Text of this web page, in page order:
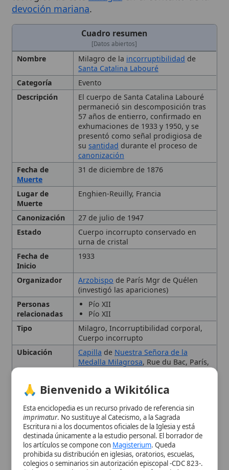
Nombre Milagro de la
Evento
El cuerpo de Santa Catalina Labouré
permaneció sin descomposición tras
57 años de entierro, confirmado en
exhumaciones de 1933 y 1950, y se
presentó como señal prodigiosa de
susantidaddurante el proceso de
canonización
31 de diciembre de 1876
Enghien-Reuilly, Francia
27 de julio de 1947
Estado
Cuerpo incorrupto conservado en
Fecha de
Inicio
1933
Organizador Arzobispode París Mgr de Quélen
(investigó las apariciones)
Personas
Pío XII
Pío XII
Tipo
Milagro, Incorruptibilidad corporal,
Ubicación
CapilladeNuestra Señora de la
Medalla Milagrosa, Rue du Bac, París,
Francia
Vida de Santa Catalina
Labouré
Muerte y exhumación inicial
Confirmación del milagro de
incorruptibilidad
Significado teológico y
devocional
🙏 Bienvenido a Wikitólica
Esta enciclopedia es un recurso privado de referencia sin
. No sustituye al Catecismo, a la Sagrada
Escritura ni a los documentos oficiales de la Iglesia y está
destinada únicamente a la estudio personal. El borrador de
los artículos se compone conMagisterium. Queda
Se insta a consultar siempre las fuentes referenciadas y a
colaborar en la perfección de los artículos mediante el uso
del menú superior. Entrando a la enciclopedia confirma que
ha leído y acepta expresamente lapolítica de privacidady el
aviso legal.
Aceptar y Entrar